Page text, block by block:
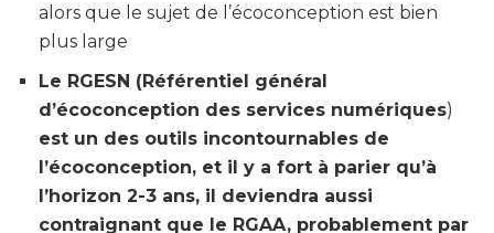
alors que le sujet de l’écoconception est bien
plus large
Le RGESN (Référentiel général
d’écoconception des services numériques)
est un des outils incontournables de
l’écoconception, et il y a fort à parier qu’à
l’horizon 2-3 ans, il deviendra aussi
contraignant que le RGAA, probablement par